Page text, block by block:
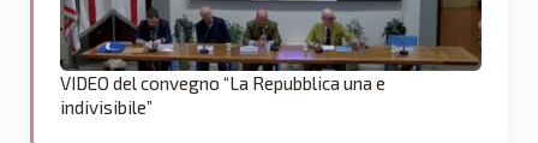
VIDEO del convegno “La Repubblica una e
indivisibile”